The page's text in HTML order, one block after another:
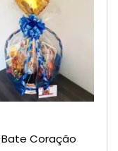
Coração